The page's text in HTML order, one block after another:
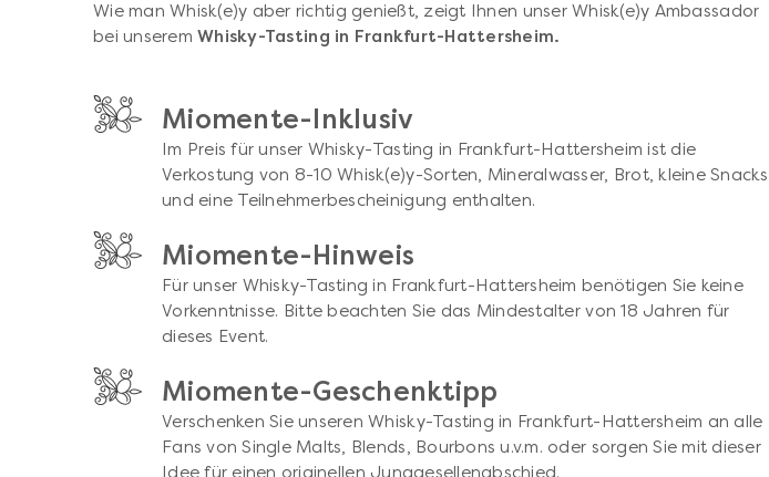
Wie man Whisk(e)y aber richtig genießt, zeigt Ihnen unser Whisk(e)y Ambassador
bei unseremWhisky-Tasting in Frankfurt-Hattersheim.
Miomente-Inklusiv
Im Preis für unser Whisky-Tasting in Frankfurt-Hattersheim ist die
Verkostung von 8-10 Whisk(e)y-Sorten, Mineralwasser, Brot, kleine Snacks
und eine Teilnehmerbescheinigung enthalten.
Miomente-Hinweis
Für unser Whisky-Tasting in Frankfurt-Hattersheim benötigen Sie keine
Vorkenntnisse. Bitte beachten Sie das Mindestalter von 18 Jahren für
dieses Event.
Miomente-Geschenktipp
Verschenken Sie unseren Whisky-Tasting in Frankfurt-Hattersheim an alle
Fans von Single Malts, Blends, Bourbons u.v.m. oder sorgen Sie mit dieser
Idee für einen originellen Junggesellenabschied.